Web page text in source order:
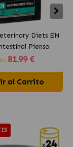
Diets EN
Pienso
para Perros
81.99 €
al Carrito